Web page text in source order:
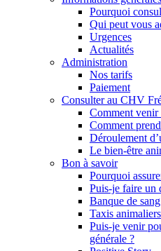
Pourquoi
Qui peut vous
Urgences
Actualités
Administration
Nos tarifs
Paiement
Consulter au CHV
Comment venir
Comment
Déroulement
Le bien-être
Bon à savoir
Pourquoi
Puis-je faire un
Banque de
Taxis animaliers
Puis-je venir
générale ?